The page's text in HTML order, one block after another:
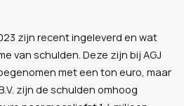
zijn recent ingeleverd en wat
van schulden. Deze zijn bij AGJ
met een ton euro, maar
zijn de schulden omhoog